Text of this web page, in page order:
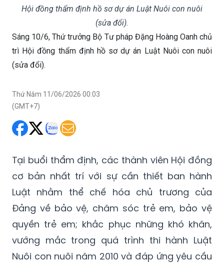
Hội đồng thẩm định hồ sơ dự án Luật Nuôi con nuôi
(sửa đổi).
Sáng 10/6, Thứ trưởng Bộ Tư pháp Đặng Hoàng Oanh chủ
trì Hội đồng thẩm định hồ sơ dự án Luật Nuôi con nuôi
(sửa đổi).
Thứ Năm 11/06/2026 00:03
(GMT+7)
Tại buổi thẩm định, các thành viên Hội đồng
cơ bản nhất trí với sự cần thiết ban hành
Luật nhằm thể chế hóa chủ trương của
Đảng về bảo vệ, chăm sóc trẻ em, bảo vệ
quyền trẻ em; khắc phục những khó khăn,
vướng mắc trong quá trình thi hành Luật
Nuôi con nuôi năm 2010 và đáp ứng yêu cầu